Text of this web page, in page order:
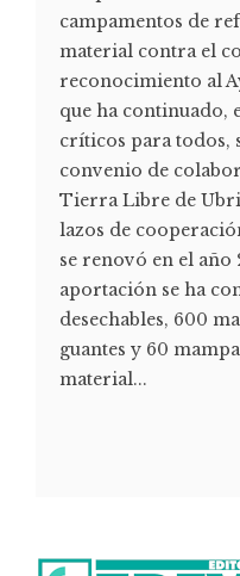
campamentos de
material contra el
reconocimiento al
que ha continuado,
críticos para todos,
convenio de
Tierra Libre de
lazos de
se renovó en el año
aportación se ha
desechables, 600
guantes y 60
material...